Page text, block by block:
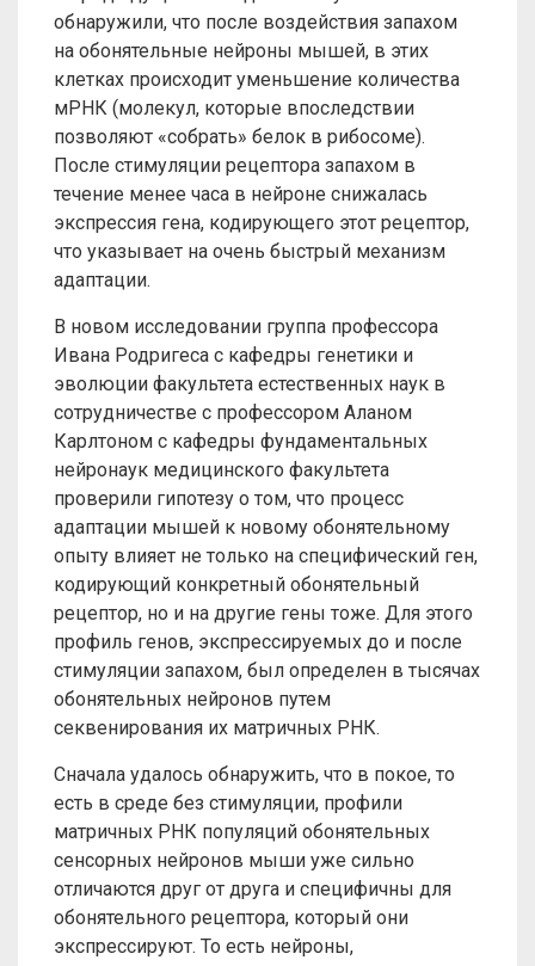
обнаружили, что после воздействия запахом
на обонятельные нейроны мышей, в этих
клетках происходит уменьшение количества
мРНК (молекул, которые впоследствии
позволяют «собрать» белок в рибосоме).
После стимуляции рецептора запахом в
течение менее часа в нейроне снижалась
экспрессия гена, кодирующего этот рецептор,
что указывает на очень быстрый механизм
адаптации.
В новом исследовании группа профессора
Ивана Родригеса с кафедры генетики и
эволюции факультета естественных наук в
сотрудничестве с профессором Аланом
Карлтоном с кафедры фундаментальных
нейронаук медицинского факультета
проверили гипотезу о том, что процесс
адаптации мышей к новому обонятельному
опыту влияет не только на специфический ген,
кодирующий конкретный обонятельный
рецептор, но и на другие гены тоже. Для этого
профиль генов, экспрессируемых до и после
стимуляции запахом, был определен в тысячах
обонятельных нейронов путем
секвенирования их матричных РНК.
Сначала удалось обнаружить, что в покое, то
есть в среде без стимуляции, профили
матричных РНК популяций обонятельных
сенсорных нейронов мыши уже сильно
отличаются друг от друга и специфичны для
обонятельного рецептора, который они
экспрессируют. То есть нейроны,